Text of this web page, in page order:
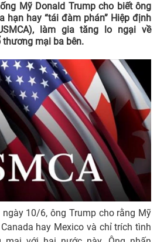
Mỹ Donald Trump cho biết ông
hạn hay “tái đàm phán” Hiệp định
làm gia tăng lo ngại về
mại ba bên.
10/6, ông Trump cho rằng Mỹ
hay Mexico và chỉ trích tình